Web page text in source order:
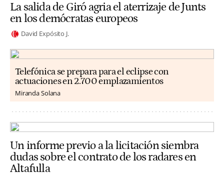
La salida de Giró agria el aterrizaje de Junts
en los demócratas europeos
David Expósito J.
Telefónica se prepara para el eclipse con
actuaciones en 2.700 emplazamientos
Miranda Solana
Un informe previo a la licitación siembra
dudas sobre el contrato de los radares en
Altafulla